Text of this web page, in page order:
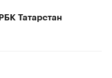
РБК Татарстан